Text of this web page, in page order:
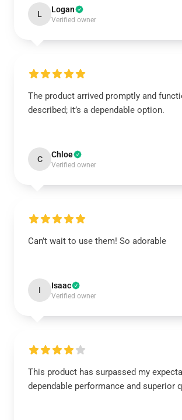
L Logan
Verified owner
The product arrived promptly and
described; it’s a dependable option.
C Chloe
Verified owner
Can’t wait to use them! So adorable
I Isaac
Verified owner
This product has surpassed my
dependable performance and superior